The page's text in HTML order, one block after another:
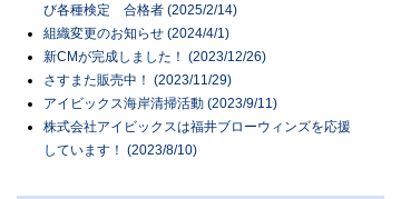
び各種検定 合格者 (2025/2/14)
組織変更のお知らせ (2024/4/1)
新CMが完成しました！ (2023/12/26)
さすまた販売中！ (2023/11/29)
アイビックス海岸清掃活動 (2023/9/11)
株式会社アイビックスは福井ブローウィンズを応援
しています！ (2023/8/10)